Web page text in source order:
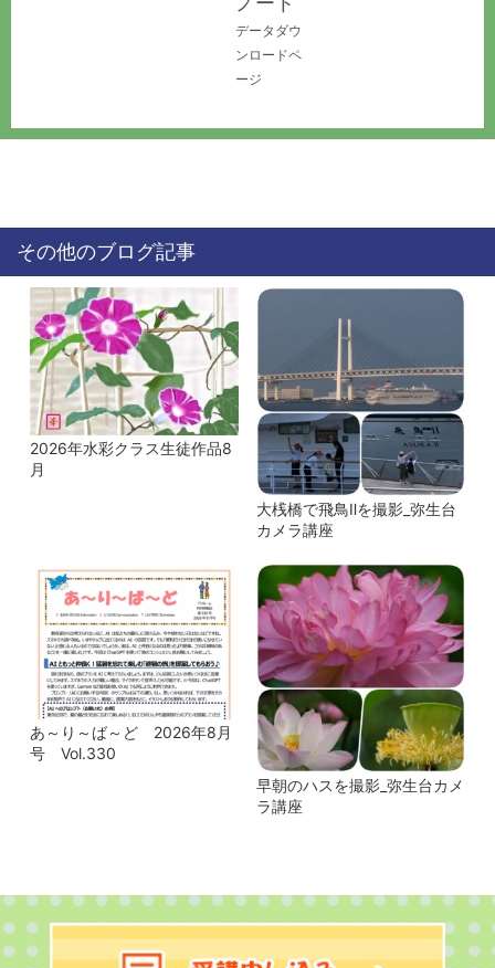
データダウ
ンロードペ
ージ
その他のブログ記事
2026年水彩クラス生徒作品8
月
大桟橋で飛鳥Ⅱを撮影_弥生台
カメラ講座
あ～り～ば～ど 2026年8月
号 Vol.330
早朝のハスを撮影_弥生台カメ
ラ講座